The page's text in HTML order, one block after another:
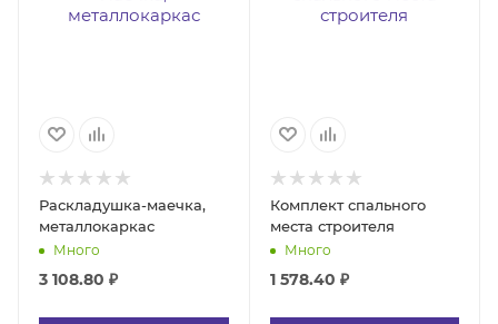
Раскладушка-маечка,
металлокаркас
Много
3 108.80 ₽
Комплект спального
места строителя
Много
1 578.40 ₽